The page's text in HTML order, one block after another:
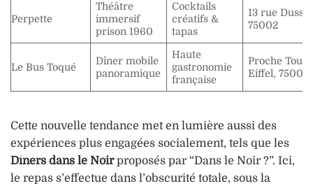
Perpette
Théâtre
immersif
prison 1960
Cocktails
créatifs &
tapas
13 rue
75002
Le Bus Toqué
Dîner mobile
panoramique
Haute
gastronomie
française
Proche Tour
Eiffel, 75007
Cette nouvelle tendance met en lumière aussi des
expériences plus engagées socialement, tels que les
Dîners dans le Noirproposés par “Dans le Noir ?”. Ici,
le repas s’effectue dans l’obscurité totale, sous la